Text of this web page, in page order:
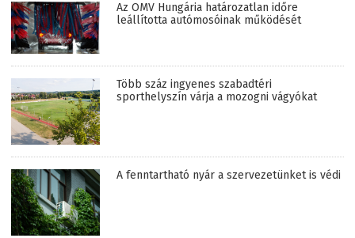
Az OMV Hungária határozatlan időre
leállította autómosóinak működését
Több száz ingyenes szabadtéri
sporthelyszín várja a mozogni vágyókat
A fenntartható nyár a szervezetünket is védi